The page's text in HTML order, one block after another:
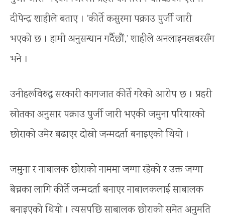
दीपेन्द्र शाहीले बताए । ‘कीर्ते कसुरमा पक्राउ पुर्जी जारी
भएको छ । हामी अनुसन्धान गर्दैछौं,’ शाहीले अनलाइनखबरसँग
भने ।
उनीहरूविरुद्ध सरकारी कागजात कीर्ते गरेको आरोप छ । प्रहरी
स्रोतका अनुसार पक्राउ पुर्जी जारी भएकी जमुना परियारको
छोराको उमेर बढाएर दोस्रो जन्मदर्ता बनाइएको थियो ।
जमुना र नाबालक छोराको नाममा जग्गा रहेको र उक्त जग्गा
बेच्नका लागि कीर्ते जन्मदर्ता बनाएर नाबालकलाई साबालक
बनाइएको थियो । त्यसपछि साबालक छोराको समेत अनुमति